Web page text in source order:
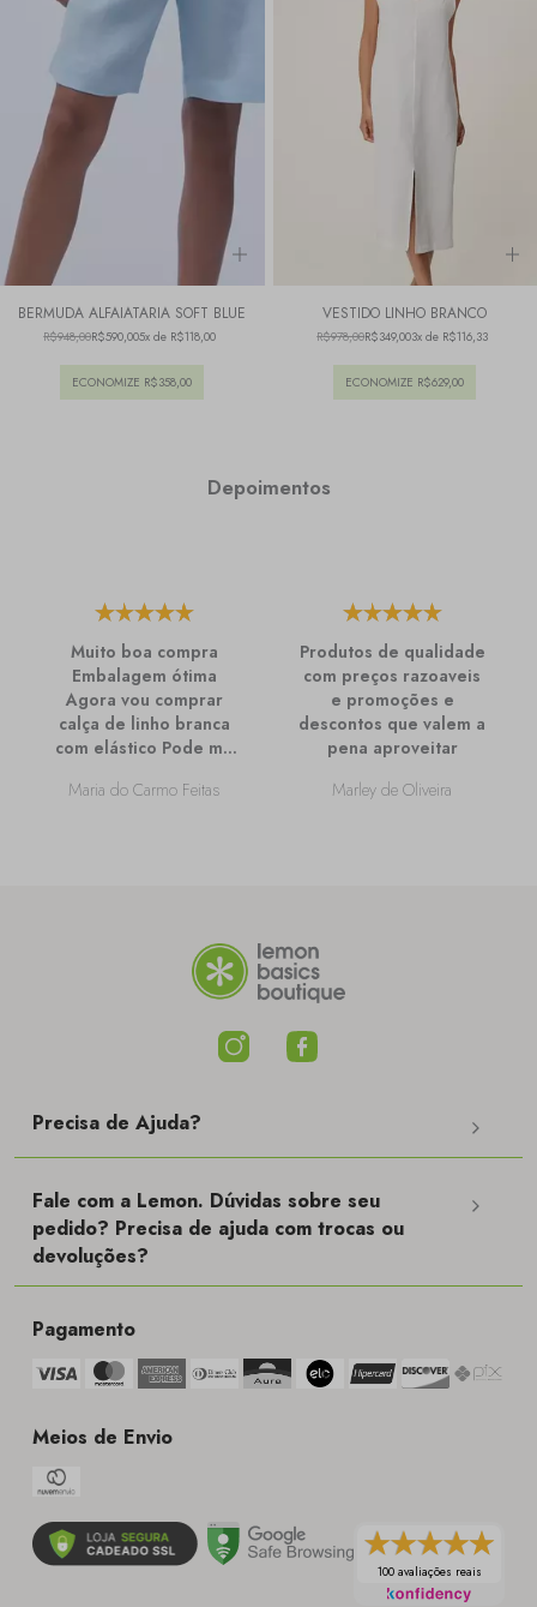
BERMUDA ALFAIATARIA SOFT BLUE
R$948,00R$590,005x de R$118,00
ECONOMIZE R$358,00
VESTIDO LINHO BRANCO
R$978,00R$349,003x de R$116,33
ECONOMIZE R$629,00
Depoimentos
Muito boa compra
Embalagem ótima
Agora vou comprar
calça de linho branca
com elástico Pode me
informações sobre
Maria do Carmo Feitas
Produtos de qualidade
com preços razoaveis
e promoções e
descontos que valem a
pena aproveitar
Marley de Oliveira
Precisa de Ajuda?
Fale com a Lemon. Dúvidas sobre seu
pedido? Precisa de ajuda com trocas ou
devoluções?
Pagamento
Meios de Envio
100 avaliações reais